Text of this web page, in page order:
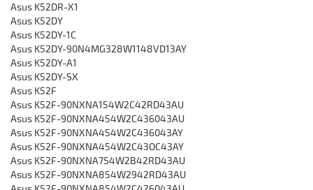
Asus K52DR-X1
Asus K52DY
Asus K52DY-1C
Asus K52DY-90N4MG328W1148VD13AY
Asus K52DY-A1
Asus K52DY-SX
Asus K52F
Asus K52F-90NXNA154W2C42RD43AU
Asus K52F-90NXNA454W2C436043AU
Asus K52F-90NXNA454W2C436043AY
Asus K52F-90NXNA454W2C43OC43AY
Asus K52F-90NXNA754W2B42RD43AU
Asus K52F-90NXNA854W2942RD43AU